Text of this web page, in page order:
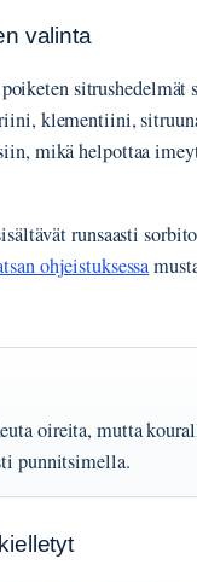
valinta
sitrushedelmät
klementiini,
mikä helpottaa
runsaasti
ohjeistuksessa
oireita, mutta
punnitsimella.